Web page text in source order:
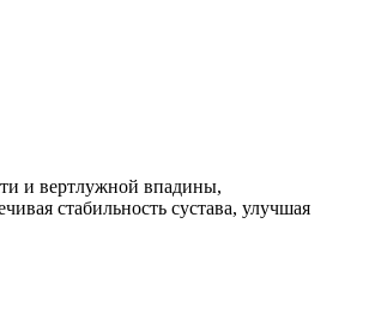
и вертлужной впадины,
стабильность сустава, улучшая